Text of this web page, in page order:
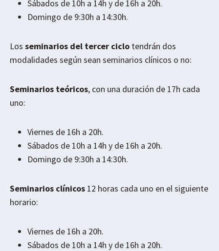
Sábados de 10h a 14h y de 16h a 20h.
Domingo de 9:30h a 14:30h.
Los seminarios del tercer ciclo tendrán dos
modalidades según sean seminarios clínicos o no:
Seminarios teóricos, con una duración de 17h cada
uno:
Viernes de 16h a 20h.
Sábados de 10h a 14h y de 16h a 20h.
Domingo de 9:30h a 14:30h.
Seminarios clínicos 12 horas cada uno en el siguiente
horario:
Viernes de 16h a 20h.
Sábados de 10h a 14h y de 16h a 20h.